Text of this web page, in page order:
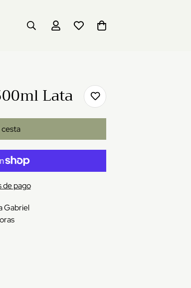
Lata
cesta
de pago
Gabriel